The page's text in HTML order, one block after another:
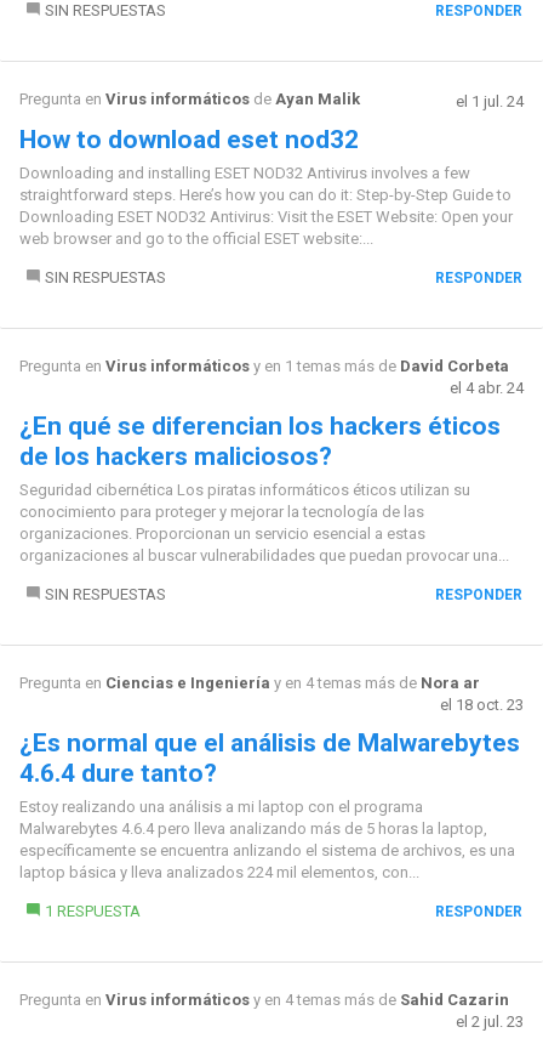
SIN RESPUESTAS RESPONDER
Pregunta en Virus informáticosde Ayan Malik el 1 jul. 24
How to download eset nod32
Downloading and installing ESET NOD32 Antivirus involves a few
straightforward steps. Here’s how you can do it: Step-by-Step Guide to
Downloading ESET NOD32 Antivirus: Visit the ESET Website: Open your
web browser and go to the official ESET website:...
SIN RESPUESTAS RESPONDER
Pregunta en Virus informáticosy en 1 temas más de David Corbeta
el 4 abr. 24
¿En qué se diferencian los hackers éticos
de los hackers maliciosos?
Seguridad cibernética Los piratas informáticos éticos utilizan su
conocimiento para proteger y mejorar la tecnología de las
organizaciones. Proporcionan un servicio esencial a estas
organizaciones al buscar vulnerabilidades que puedan provocar una...
SIN RESPUESTAS RESPONDER
Pregunta en Ciencias e Ingeniería y en 4 temas más de Nora ar
el 18 oct. 23
¿Es normal que el análisis de Malwarebytes
4.6.4 dure tanto?
Estoy realizando una análisis a mi laptop con el programa
Malwarebytes 4.6.4 pero lleva analizando más de 5 horas la laptop,
específicamente se encuentra anlizando el sistema de archivos, es una
laptop básica y lleva analizados 224 mil elementos, con...
1 RESPUESTA RESPONDER
Pregunta en Virus informáticosy en 4 temas más de Sahid Cazarin
el 2 jul. 23